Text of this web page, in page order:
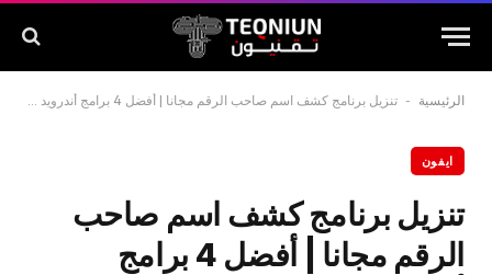
الرئيسية - تنزيل برنامج كشف اسم صاحب الرقم مجانا | أفضل 4 برامج أندرويد وآيفون
ايفون
تنزيل برنامج كشف اسم صاحب
الرقم مجانا | أفضل 4 برامج